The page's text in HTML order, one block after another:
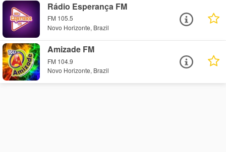
Rádio Esperança FM
FM 105.5
Novo Horizonte, Brazil
Amizade FM
FM 104.9
Novo Horizonte, Brazil